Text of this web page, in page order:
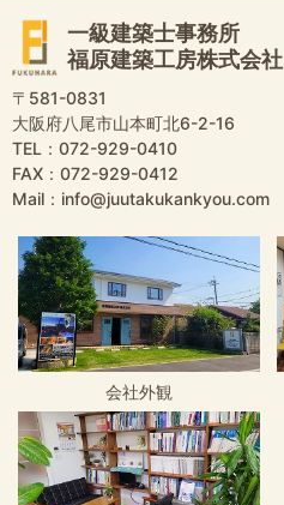
一級建築士事務所
福原建築工房株式会社
〒581-0831
大阪府八尾市山本町北6-2-16
TEL：072-929-0410
FAX：072-929-0412
Mail：info@juutakukankyou.com
会社外観